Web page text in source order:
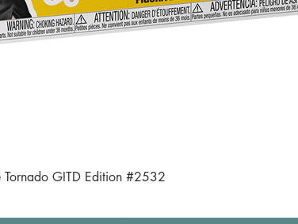
Vista rapida
Tornado GITD Edition #2532